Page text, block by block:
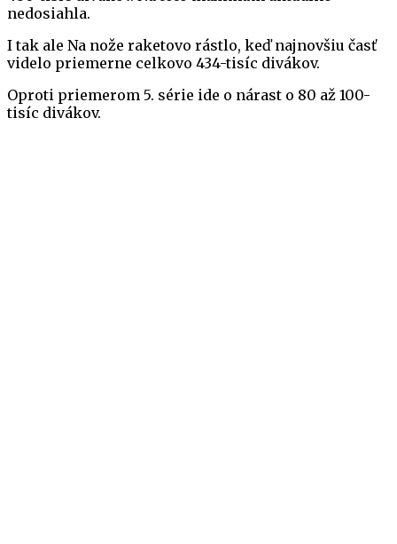
nedosiahla.
I tak ale Na nože raketovo rástlo, keď najnovšiu časť
videlo priemerne celkovo 434-tisíc divákov.
Oproti priemerom 5. série ide o nárast o 80 až 100-
tisíc divákov.